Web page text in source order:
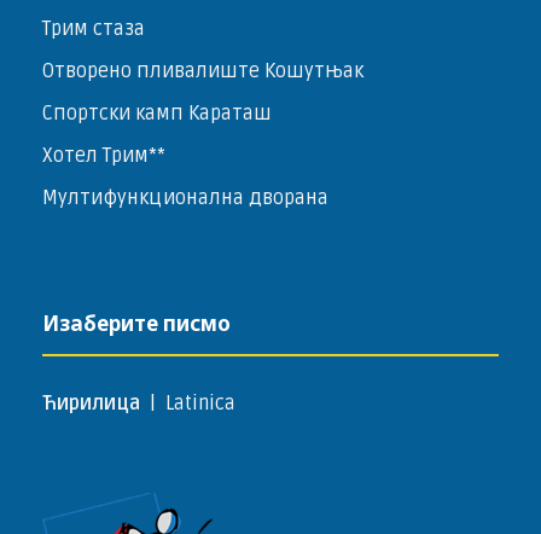
Трим стаза
Отворено пливалиште Кошутњак
Спортски камп Караташ
Хотел Трим**
Мултифункционална дворана
Изаберите писмо
Ћирилица Latinica